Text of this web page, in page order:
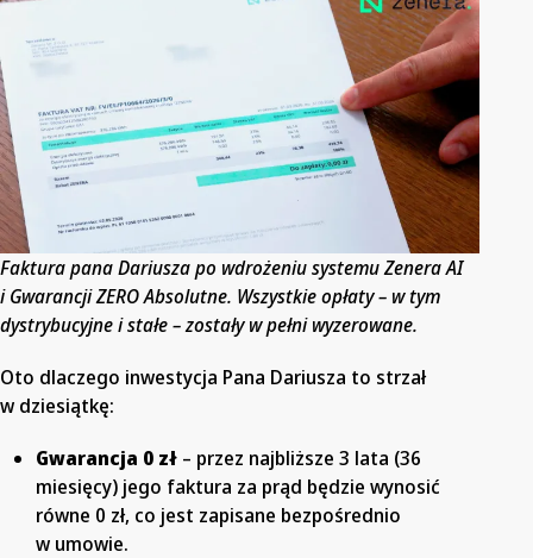
Faktura pana Dariusza po wdrożeniu systemu Zenera AI
i Gwarancji ZERO Absolutne. Wszystkie opłaty – w tym
dystrybucyjne i stałe – zostały w pełni wyzerowane.
Oto dlaczego inwestycja Pana Dariusza to strzał
w dziesiątkę:
Gwarancja 0 zł – przez najbliższe 3 lata (36
miesięcy) jego faktura za prąd będzie wynosić
równe 0 zł, co jest zapisane bezpośrednio
w umowie.